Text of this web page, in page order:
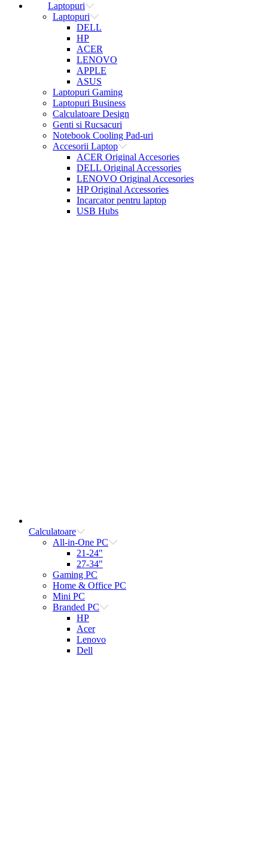
Laptopuri
Laptopuri
DELL
HP
ACER
LENOVO
APPLE
ASUS
Laptopuri Gaming
Laptopuri Business
Calculatoare Design
Genti si Rucsacuri
Notebook Cooling Pad-uri
Accesorii Laptop
ACER Original Accesories
DELL Original Accessories
LENOVO Original Accesories
HP Original Accessories
Incarcator pentru laptop
USB Hubs
Calculatoare
All-in-One PC
21-24"
27-34"
Gaming PC
Home & Office PC
Mini PC
Branded PC
HP
Acer
Lenovo
Dell